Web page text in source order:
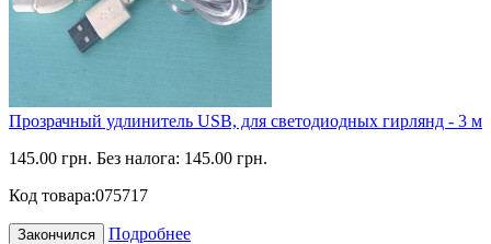
Прозрачный удлинитель USB, для светодиодных гирлянд - 3 м
145.00 грн. Без налога: 145.00 грн.
Код товара:075717
Закончился
Подробнее